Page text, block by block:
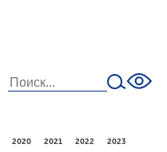
2020 2021 2022
2023